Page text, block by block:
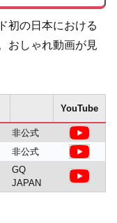
初の日本における
おしゃれ動画が見
YouTube
非公式
非公式
GQ
JAPAN